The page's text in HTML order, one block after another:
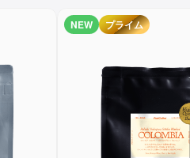
NEW プライム